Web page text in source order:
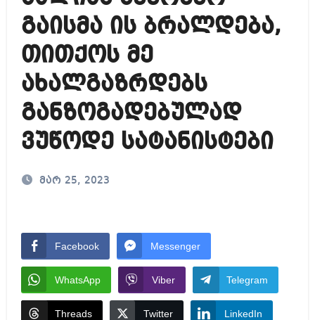
გაისმა ის ბრალდება,
თითქოს მე
ახალგაზრდებს
განზოგადებულად
ვუწოდე სატანისტები
მარ 25, 2023
Facebook Messenger
WhatsApp Viber Telegram
Threads Twitter LinkedIn